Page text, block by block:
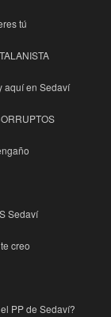
tú
aquí en Sedaví
Sedaví
creo
PP de Sedaví?